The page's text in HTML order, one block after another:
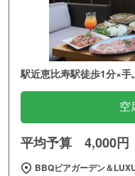
駅近恵比寿駅徒歩1分×手
空
平均予算 4,000円
BBQビアガーデン＆